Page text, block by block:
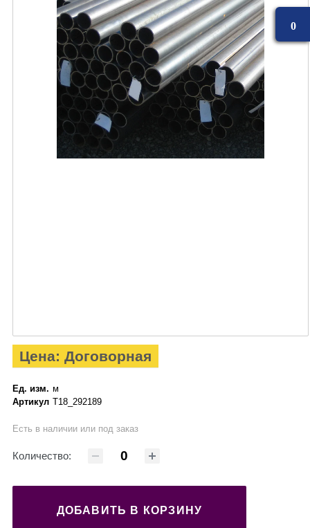
Цена: Договорная
Ед. изм. м
Артикул Т18_292189
Есть в наличии или под заказ
Количество:
ДОБАВИТЬ В КОРЗИНУ
0